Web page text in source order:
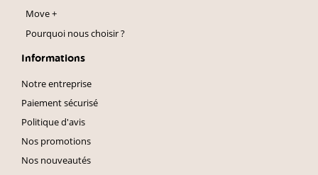
Move +
Pourquoi nous choisir ?
Informations
Notre entreprise
Paiement sécurisé
Politique d'avis
Nos promotions
Nos nouveautés